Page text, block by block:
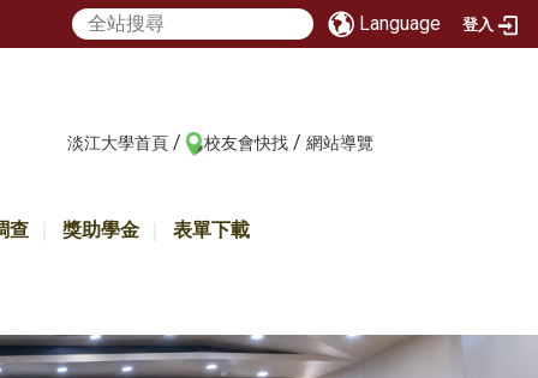
Language 登入
淡江大學首頁 / 校友會快找 / 網站導覽
查 獎助學金 表單下載